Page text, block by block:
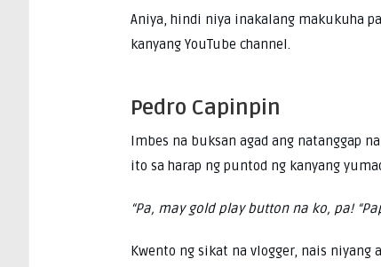
Aniya, hindi niya inakalang makukuha
kanyang YouTube channel.
Pedro Capinpin
Imbes na buksan agad ang natanggap
ito sa harap ng puntod ng kanyang
“Pa, may gold play button na ko, pa!
Kwento ng sikat na vlogger, nais niyang